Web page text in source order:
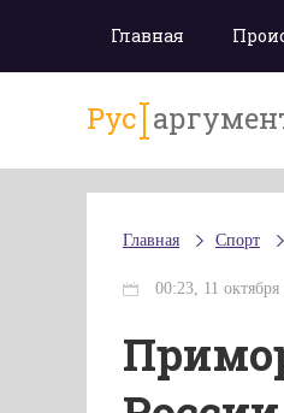
Главная
Рус
Главная Спорт
00:23, 11